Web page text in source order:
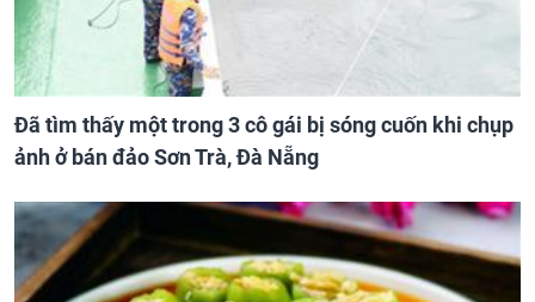
Đã tìm thấy một trong 3 cô gái bị sóng cuốn khi chụp
ảnh ở bán đảo Sơn Trà, Đà Nẵng